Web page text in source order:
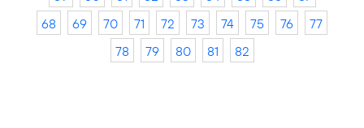
68
69 70 71 72 73 74 75 76
77
78
79 80 81 82